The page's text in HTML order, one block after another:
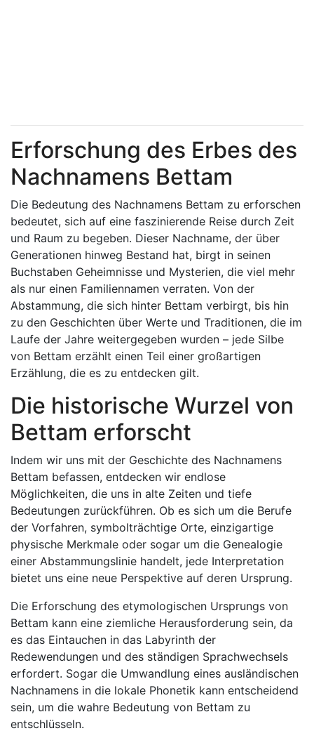
Erforschung des Erbes des
Nachnamens Bettam
Die Bedeutung des Nachnamens Bettam zu erforschen
bedeutet, sich auf eine faszinierende Reise durch Zeit
und Raum zu begeben. Dieser Nachname, der über
Generationen hinweg Bestand hat, birgt in seinen
Buchstaben Geheimnisse und Mysterien, die viel mehr
als nur einen Familiennamen verraten. Von der
Abstammung, die sich hinter Bettam verbirgt, bis hin
zu den Geschichten über Werte und Traditionen, die im
Laufe der Jahre weitergegeben wurden – jede Silbe
von Bettam erzählt einen Teil einer großartigen
Erzählung, die es zu entdecken gilt.
Die historische Wurzel von
Bettam erforscht
Indem wir uns mit der Geschichte des Nachnamens
Bettam befassen, entdecken wir endlose
Möglichkeiten, die uns in alte Zeiten und tiefe
Bedeutungen zurückführen. Ob es sich um die Berufe
der Vorfahren, symbolträchtige Orte, einzigartige
physische Merkmale oder sogar um die Genealogie
einer Abstammungslinie handelt, jede Interpretation
bietet uns eine neue Perspektive auf deren Ursprung.
Die Erforschung des etymologischen Ursprungs von
Bettam kann eine ziemliche Herausforderung sein, da
es das Eintauchen in das Labyrinth der
Redewendungen und des ständigen Sprachwechsels
erfordert. Sogar die Umwandlung eines ausländischen
Nachnamens in die lokale Phonetik kann entscheidend
sein, um die wahre Bedeutung von Bettam zu
entschlüsseln.